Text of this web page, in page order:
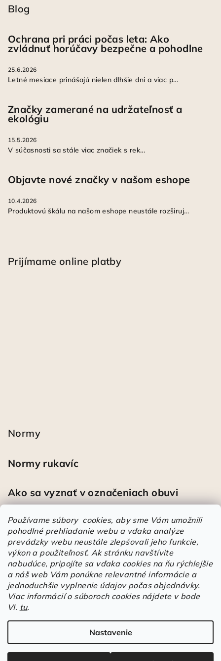
Používame súbory cookies, aby sme Vám umožnili
pohodlné prehliadanie webu a vďaka analýze
prevádzky webu neustále zlepšovali jeho funkcie,
výkon a použiteľnosť. Ak stránku navštívite
nabudúce, pripojíte sa vďaka cookies na ňu rýchlejšie
a náš web Vám ponúkne relevantné informácie a
jednoduchšie vyplnenie údajov počas objednávky.
Viac informácií o súboroch cookies nájdete v bode
VI. tu.
Nastavenie
Blog
Ochrana pri práci počas leta: Ako
zvládnuť horúčavy bezpečne a pohodlne
25.6.2026
Letné mesiace prinášajú nielen dlhšie dni a viac p...
Značky zamerané na udržateľnosť a
ekológiu
15.5.2026
V súčasnosti sa stále viac značiek s rek...
Objavte nové značky v našom eshope
10.4.2026
Produktovú škálu na našom eshope neustále rozširuj...
Prijímame online platby
Normy
Normy rukavíc
Ako sa vyznať v označeniach obuvi
Heureka
Športové pracovné poltopánky PRESTIGE CLASSIC biele
Hodnotenie produktu je 5 z 5 hviezdičiek.
| Mária
Á
u
e
r
Elstrote®. Všetky práva vyhradené.
nastavenie cookies